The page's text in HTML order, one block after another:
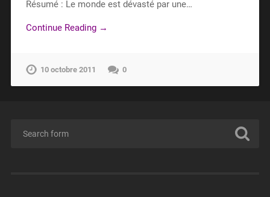
Résumé : Le monde est dévasté par une…
Continue Reading →
10 octobre 2011 0